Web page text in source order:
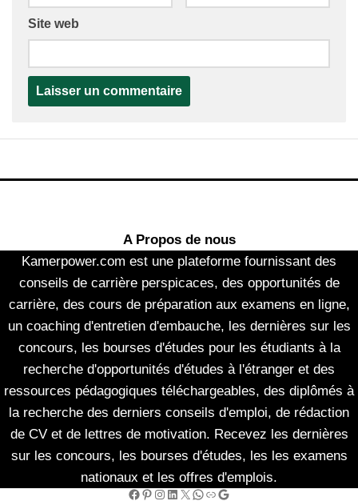
Site web
A Propos de nous
Kamerpower.com est une plateforme fournissant des
conseils de carrière perspicaces, des opportunités de
carrière, des cours de préparation aux examens en ligne,
un coaching d'entretien d'embauche, les dernières sur les
concours, les bourses d'études pour les étudiants à la
recherche d'opportunités d'études à l'étranger et des
ressources pédagogiques téléchargeables, des diplômés à
la recherche des derniers conseils d'emploi, de rédaction
de CV et de lettres de motivation. Recevez les dernières
sur les concours, les bourses d'études, les les examens
nationaux et les offres d'emplois.
Facebook Pinterest InstagramLinkedIn X WhatsApp Link Google